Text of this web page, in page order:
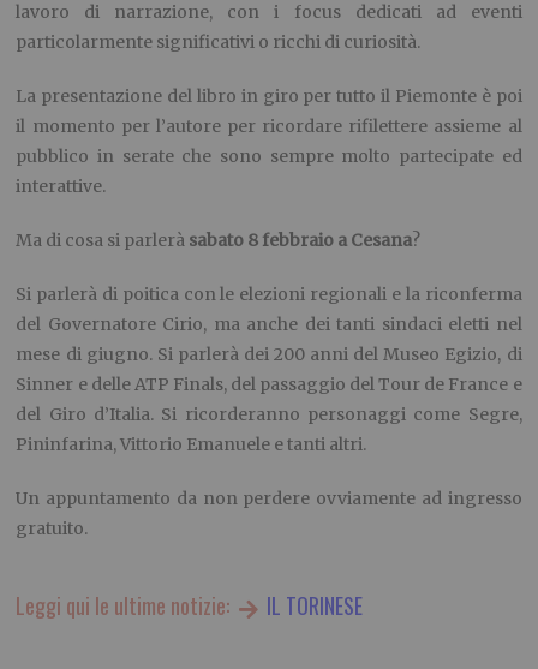
lavoro di narrazione, con i focus dedicati ad eventi
particolarmente significativi o ricchi di curiosità.
La presentazione del libro in giro per tutto il Piemonte è poi
il momento per l’autore per ricordare rifilettere assieme al
pubblico in serate che sono sempre molto partecipate ed
interattive.
Ma di cosa si parlerà sabato 8 febbraio a Cesana?
Si parlerà di poitica con le elezioni regionali e la riconferma
del Governatore Cirio, ma anche dei tanti sindaci eletti nel
mese di giugno. Si parlerà dei 200 anni del Museo Egizio, di
Sinner e delle ATP Finals, del passaggio del Tour de France e
del Giro d’Italia. Si ricorderanno personaggi come Segre,
Pininfarina, Vittorio Emanuele e tanti altri.
Un appuntamento da non perdere ovviamente ad ingresso
gratuito.
Leggi qui le ultime notizie: IL TORINESE